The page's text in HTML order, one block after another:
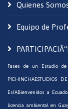
Quienes
Equipo de
Fases de un Estudio de
PICHINCHAESTUDIOS
EsIABienvenidos a
licencia ambiental en